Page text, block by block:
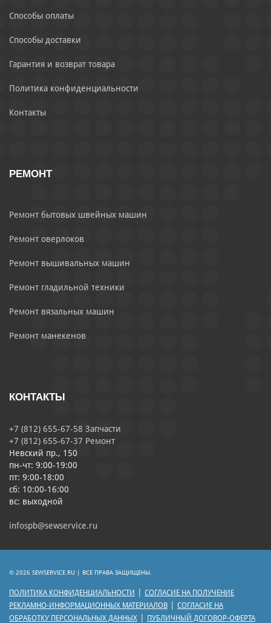
Способы оплаты
Способы доставки
Гарантия и возврат товара
Политика конфиденциальности
Контакты
РЕМОНТ
Ремонт бытовых швейных машин
Ремонт оверлоков
Ремонт вышивальных машин
Ремонт гладильной техники
Ремонт вязальных машин
Ремонт манекенов
КОНТАКТЫ
+7 (812) 655-67-58 Запчасти
+7 (812) 655-67-37 Ремонт
Невский пр., 150
пн-чт: 9:00-19:00
пт: 9:00-18:00
сб: 10:00-16:00
вс: выходной
infospb@sewservice.ru
© 2026 SEWSERVICE.RU | ВСЕ ПРАВА ЗАЩИЩЕНЫ.
ПОЛИТИКА КОНФИДЕНЦИАЛЬНОСТИ
СОГЛАСИЕ НА ПОЛУЧЕНИЕ
РЕКЛАМНО-ИНФОРМАЦИОННЫХ МАТЕРИАЛОВ
СОГЛАСИЕ НА
ОБРАБОТКУ ПЕРСОНАЛЬНЫХ ДАННЫХ
ПУБЛИЧНЫЙ ДОГОВОР-ОФЕРТА